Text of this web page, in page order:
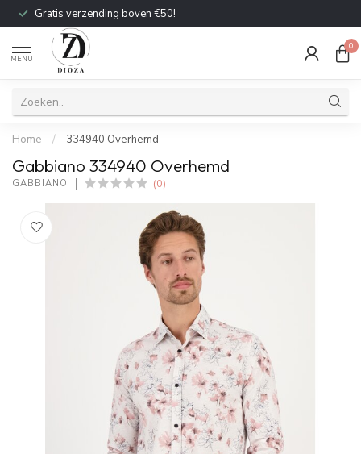
Gratis verzending boven €50!
MENU
0
Home / 334940 Overhemd
Gabbiano 334940 Overhemd
GABBIANO (0)